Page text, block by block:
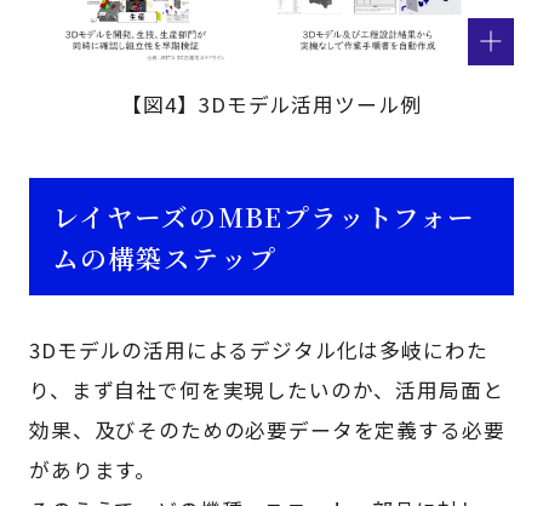
【図4】3Dモデル活用ツール例
レイヤーズのMBEプラットフォー
ムの構築ステップ
3Dモデルの活用によるデジタル化は多岐にわた
り、まず自社で何を実現したいのか、活用局面と
効果、及びそのための必要データを定義する必要
があります。